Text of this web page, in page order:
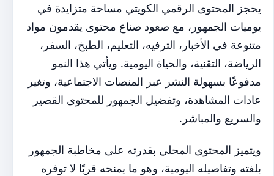
يحجز المحتوى الرقمي الكويتي مساحة متزايدة في
يوميات الجمهور، مع صعود صناع محتوى يقدمون مواد
متنوعة في الأخبار، الترفيه، التعليم، الطبخ، السفر،
الرياضة، التقنية، والحياة اليومية. ويأتي هذا النمو
مدفوعًا بسهولة النشر عبر المنصات الاجتماعية، وتغير
عادات المشاهدة، وتفضيل الجمهور للمحتوى القصير
والسريع والمباشر.
ويتميز المحتوى المحلي بقدرته على مخاطبة الجمهور
بلغته وتفاصيله اليومية، وهو ما يمنحه قربًا لا توفره